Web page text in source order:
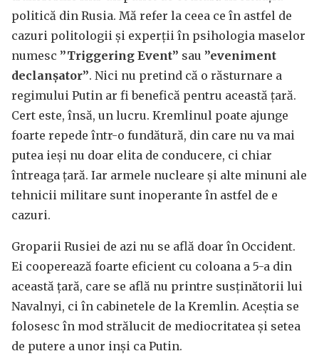
politică din Rusia. Mă refer la ceea ce în astfel de
cazuri politologii și experții în psihologia maselor
numesc ”Triggering Event” sau ”eveniment
declanșator”. Nici nu pretind că o răsturnare a
regimului Putin ar fi benefică pentru această țară.
Cert este, însă, un lucru. Kremlinul poate ajunge
foarte repede într-o fundătură, din care nu va mai
putea ieși nu doar elita de conducere, ci chiar
întreaga țară. Iar armele nucleare și alte minuni ale
tehnicii militare sunt inoperante în astfel de e
cazuri.
Groparii Rusiei de azi nu se află doar în Occident.
Ei cooperează foarte eficient cu coloana a 5-a din
această țară, care se află nu printre susținătorii lui
Navalnyi, ci în cabinetele de la Kremlin. Aceștia se
folosesc în mod strălucit de mediocritatea și setea
de putere a unor inși ca Putin.